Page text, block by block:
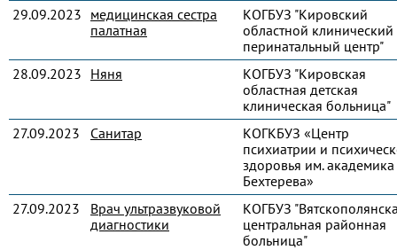
29.09.2023 медицинская сестра
палатная
КОГБУЗ "Кировский
областной клинический
перинатальный центр"
28.09.2023 Няня
КОГБУЗ "Кировская
областная детская
клиническая больница"
27.09.2023
Санитар
КОГКБУЗ «Центр
психиатрии и
здоровья им.
Бехтерева»
27.09.2023
Врач ультразвуковой
диагностики
КОГБУЗ
центральная районная
больница"